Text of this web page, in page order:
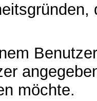
möchte.